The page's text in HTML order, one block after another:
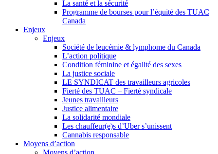
La santé et la sécurité
Programme de bourses pour l’équité des TUAC
Canada
Enjeux
Enjeux
Société de leucémie & lymphome du Canada
L’action politique
Condition féminine et égalité des sexes
La justice sociale
LE SYNDICAT des travailleurs agricoles
Fierté des TUAC – Fierté syndicale
Jeunes travailleurs
Justice alimentaire
La solidarité mondiale
Les chauffeur(e)s d’Uber s’unissent
Cannabis responsable
Moyens d’action